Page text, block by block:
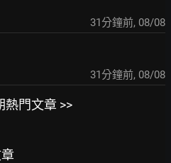
31分鐘前, 08/08
32分鐘前, 08/08
熱門文章 >>